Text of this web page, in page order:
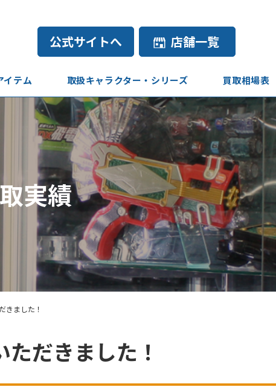
公式サイトへ 店舗一覧
イテム 取扱キャラクター・シリーズ 買取相場表
実績
きました！
だきました！